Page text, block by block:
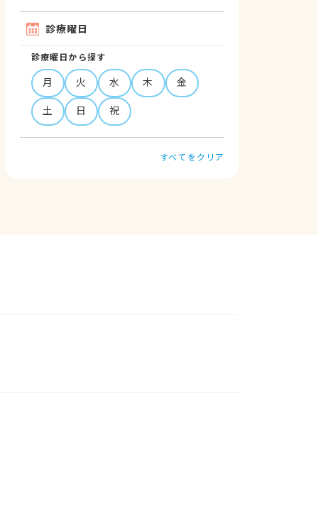
診療曜日
診療曜日から探す
月 火 水 木
金
土
日 祝
すべてをクリア